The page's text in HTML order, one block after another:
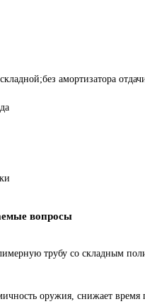
амортизатора
вопросы
трубу со складным
оружия, снижает